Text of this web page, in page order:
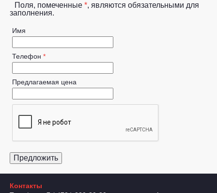
Поля, помеченные *, являются обязательными для
заполнения.
Имя
Телефон *
Предлагаемая цена
Контакты